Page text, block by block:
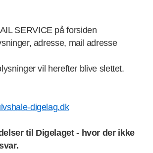
SERVICE på forsiden
adresse, mail adresse
vil herefter blive slettet.
digelag.dk
til Digelaget - hvor der ikke